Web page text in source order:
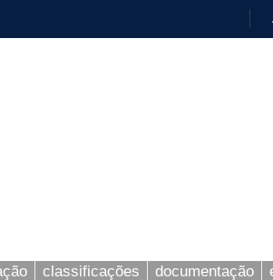
classificações documentação